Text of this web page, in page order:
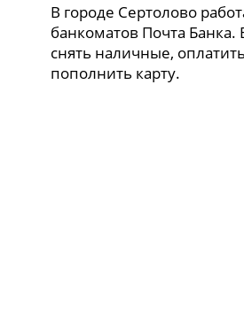
В городе Сертолово
банкоматов Почта
снять наличные,
пополнить карту.